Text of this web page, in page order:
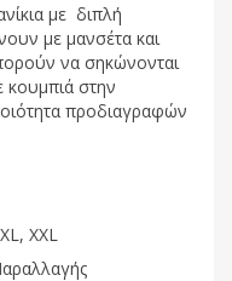
με διπλή
με μανσέτα και
να σηκώνονται
κουμπιά στην
προδιαγραφών
XXL